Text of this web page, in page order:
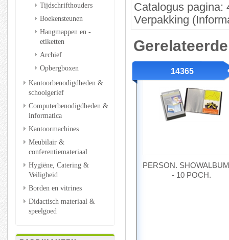
Tijdschrifthouders
Boekensteunen
Hangmappen en -
etiketten
Archief
Opbergboxen
Kantoorbenodigdheden &
schoolgerief
Computerbenodigdheden &
informatica
Kantoormachines
Meubilair &
conferentiemateriaal
Hygiëne, Catering &
Veiligheid
Borden en vitrines
Didactisch materiaal &
speelgoed
Catalogus pagina:
Verpakking
PERSON.
- 10 POCH.
14365